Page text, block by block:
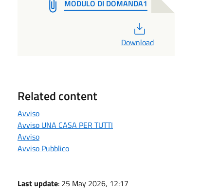
MODULO DI DOMANDA1
Download
Related content
Avviso
Avviso UNA CASA PER TUTTI
Avviso
Avviso Pubblico
Last update: 25 May 2026, 12:17